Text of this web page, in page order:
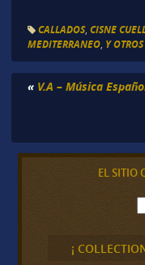
CALLADOS, CISNE
MEDITERRANEO, Y
« V.A – Música
EL SITIO
B
u
c
a
¡